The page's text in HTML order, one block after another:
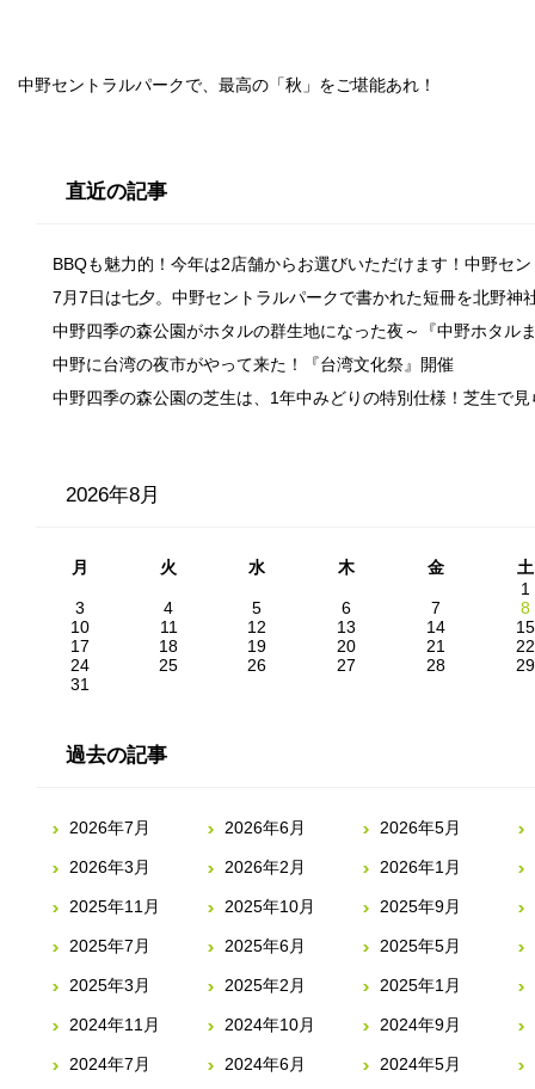
中野セントラルパークで、最高の「秋」をご堪能あれ！
直近の記事
BBQも魅力的！今年は2店舗からお選びいただけます！中野セ
7月7日は七夕。中野セントラルパークで書かれた短冊を北野神
中野四季の森公園がホタルの群生地になった夜～『中野ホタル
中野に台湾の夜市がやって来た！『台湾文化祭』開催
中野四季の森公園の芝生は、1年中みどりの特別仕様！芝生で
2026年8月
月 火 水 木 金
土
1
3
4 5 6 7
8
10
11 12 13 14
15
17
18 19 20 21
22
24
25 26 27 28
29
31
過去の記事
2026年7月 2026年6月 2026年5月
2026年3月 2026年2月 2026年1月
2025年11月 2025年10月 2025年9月
2025年7月 2025年6月 2025年5月
2025年3月 2025年2月 2025年1月
2024年11月 2024年10月 2024年9月
2024年7月 2024年6月 2024年5月